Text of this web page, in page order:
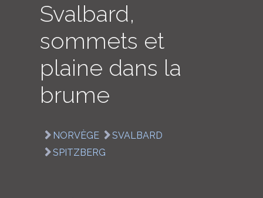
Svalbard,
sommets et
plaine dans la
brume
NORVÈGE
SVALBARD
SPITZBERG